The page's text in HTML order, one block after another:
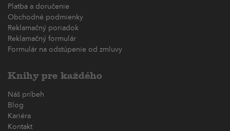
Platba a doručenie
Obchodné podmienky
Reklamačný poriadok
Reklamačný formulár
Formulár na odstúpenie od zmluvy
Knihy pre každého
Náš príbeh
Blog
Kariéra
Kontakt